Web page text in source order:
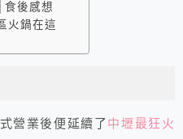
後感想
火鍋在這
營業後便延續了 中壢最狂火